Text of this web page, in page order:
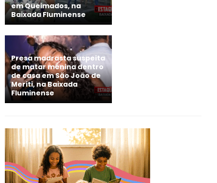
em Queimados, na
Baixada Fluminense
Presa madrasta suspeita
de matar menina dentro
de casa em São João de
Meriti, na Baixada
Fluminense